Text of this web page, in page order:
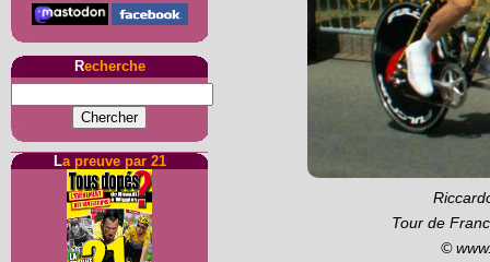
Recherche
La preuve par 21
Tour de
©